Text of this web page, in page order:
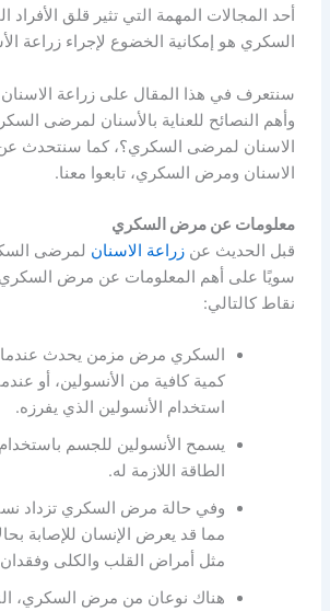
أحد المجالات المهمة التي تثير قلق
السكري هو إمكانية الخضوع لإجراء زراعة
سنتعرف في هذا المقال على زراعة
وأهم النصائح للعناية بالأسنان لمرضى
الاسنان لمرضى السكري؟، كما سنتحدث عن
الاسنان ومرض السكري، تابعوا معنا.
معلومات عن مرض السكري
قبل الحديث عنزراعة الاسنان لمرضى
سويًا على أهم المعلومات عن مرض
نقاط كالتالي:
السكري مرض مزمن يحدث عندما
كمية كافية من الأنسولين، أو
استخدام الأنسولين الذي يفرزه.
يسمح الأنسولين للجسم
الطاقة اللازمة له.
وفي حالة مرض السكري تزداد
مما قد يعرض الإنسان للإصابة
مثل أمراض القلب والكلى وفقدان
هناك نوعان من مرض السكري،